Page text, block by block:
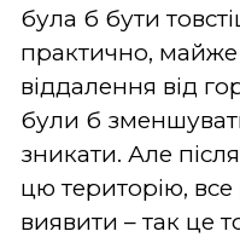
була б бути
практично, майже
віддалення від
були б
зникати. Але
цю територію,
виявити – так це